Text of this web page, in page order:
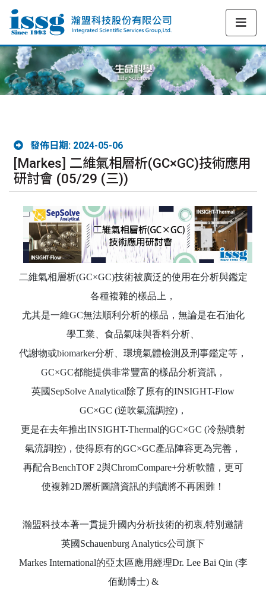
發佈日期: 2024-05-06
[Markes] 二維氣相層析(GC×GC)技術應用
研討會 (05/29 (三))
二維氣相層析(GC×GC)技術被廣泛的使用在分析與鑑定
各種複雜的樣品上，
尤其是一維GC無法順利分析的樣品，無論是在石油化
學工業、食品氣味與香料分析、
代謝物或biomarker分析、環境氣體檢測及刑事鑑定等，
GC×GC都能提供非常豐富的樣品分析資訊，
英國SepSolve Analytical除了原有的INSIGHT-Flow
GC×GC (逆吹氣流調控)，
更是在去年推出INSIGHT-Thermal的GC×GC (冷熱噴射
氣流調控)，使得原有的GC×GC產品陣容更為完善，
再配合BenchTOF 2與ChromCompare+分析軟體，更可
使複雜2D層析圖譜資訊的判讀將不再困難！
瀚盟科技本著一貫提升國內分析技術的初衷,特別邀請
英國Schauenburg Analytics公司旗下
Markes International的亞太區應用經理Dr. Lee Bai Qin (李
佰勤博士) &